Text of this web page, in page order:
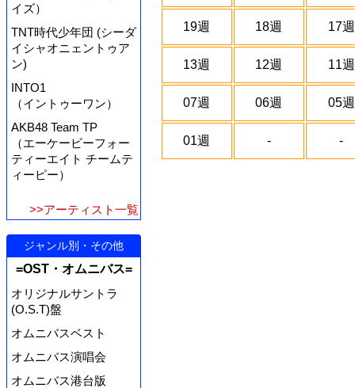
イズ）
TNT時代少年団 (シーダ
イシャオニェントゥア
ン)
INTO1
（イントゥーワン）
AKB48 Team TP
（エーケービーフォー
ティーエイト チームテ
ィーピー）
>>アーティスト一覧
ジャンル別・その他
=OST・オムニバス=
オリジナルサントラ
(O.S.T)盤
オムニバスベスト
オムニバス演唱会
オムニバス港台版
19週 18週 17週
13週 12週 11週
07週 06週 05週
01週 - -